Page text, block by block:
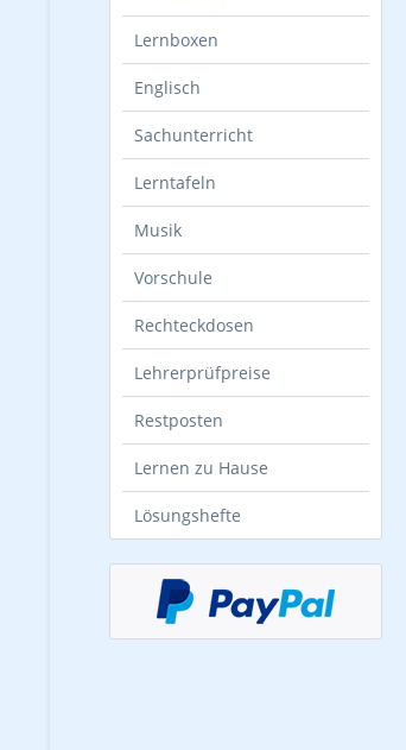
Lernboxen
Englisch
Sachunterricht
Lerntafeln
Musik
Vorschule
Rechteckdosen
Lehrerprüfpreise
Restposten
Lernen zu Hause
Lösungshefte